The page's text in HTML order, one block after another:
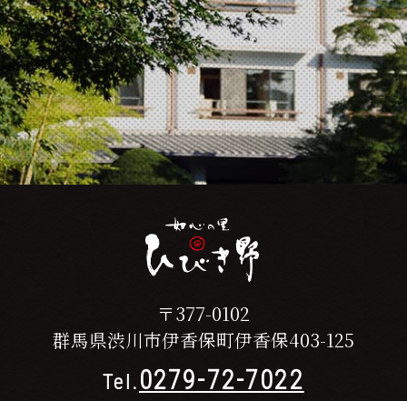
〒377-0102
群馬県渋川市伊香保町伊香保403-125
Tel. 0279-72-7022